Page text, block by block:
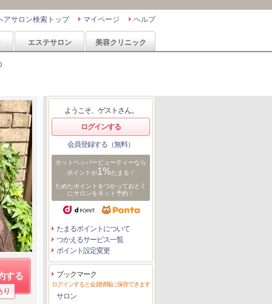
ヘルプ
マイページ
アサロン検索トップ
エステサロン 美容クリニック
する
り
ようこそ、ゲストさん。
ログインする
会員登録する（無料）
ホットペッパービューティーなら
ポイントが1%たまる！
ためたポイントをつかっておとく
にサロンをネット予約！
たまるポイントについて
つかえるサービス一覧
ポイント設定変更
ブックマーク
ログインすると会員情報に保存できます
サロン